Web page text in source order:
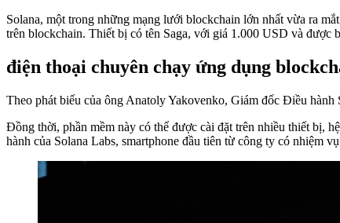
Solana, một trong những mạng lưới blockchain lớn nhất vừa ra
trên blockchain. Thiết bị có tên Saga, với giá 1.000 USD và được
điện thoại chuyên chạy ứng dụng
Theo phát biểu của ông Anatoly Yakovenko, Giám đốc Điều
Đồng thời, phần mềm này có thể được cài đặt trên nhiều thiết bị,
hành của Solana Labs, smartphone đầu tiên từ công ty có nhiệm